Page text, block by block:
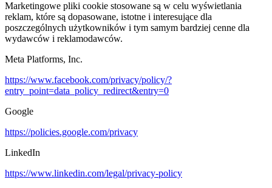
Marketingowe pliki cookie stosowane są w celu wyświetlania
reklam, które są dopasowane, istotne i interesujące dla
poszczególnych użytkowników i tym samym bardziej cenne dla
wydawców i reklamodawców.
Meta Platforms, Inc.
https://www.facebook.com/privacy/policy/?
entry_point=data_policy_redirect&entry=0
Google
https://policies.google.com/privacy
LinkedIn
https://www.linkedin.com/legal/privacy-policy